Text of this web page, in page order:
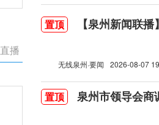
直播
置顶 【泉州新闻联
无线泉州·要闻 2026-08-07
置顶 泉州市领导会商